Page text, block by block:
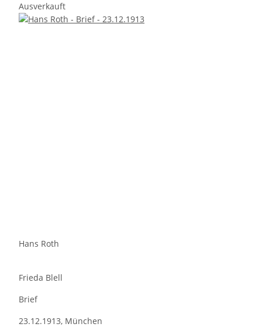
Ausverkauft
Hans Roth
Frieda Blell
Brief
23.12.1913, München